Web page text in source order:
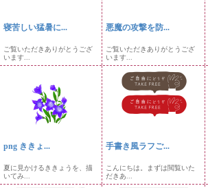
寝苦しい猛暑に...
ご覧いただきありがとうござ
います...
悪魔の攻撃を防...
ご覧いただきありがとうござ
います...
png ききょ...
夏に見かけるききょうを、描
いてみ...
手書き風ラフご...
こんにちは。まずは閲覧いた
だきあ...